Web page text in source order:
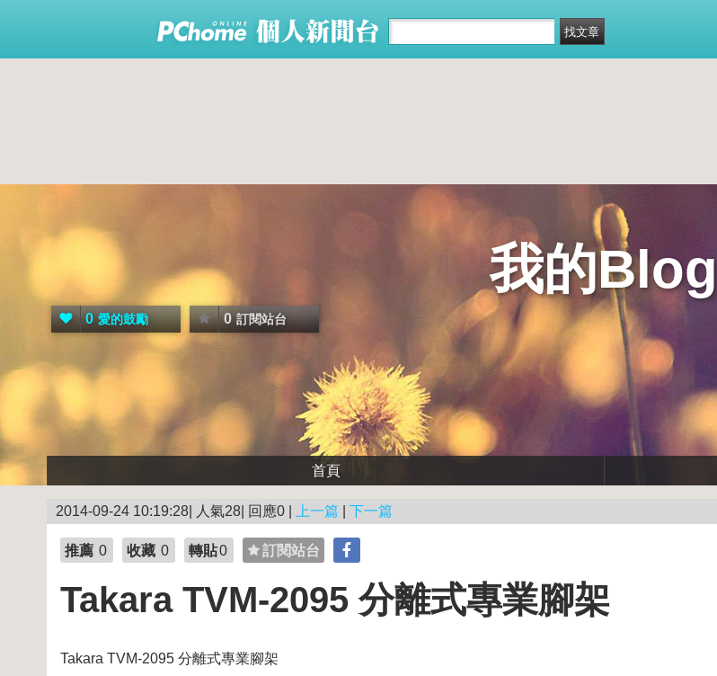
我的Blog
0 愛的鼓勵 0 訂閱站台
首頁
2014-09-24 10:19:28| 人氣28| 回應0 | 上一篇 下一篇
推薦 0 收藏 0 轉貼0 訂閱站台
Takara TVM-2095 分離式專業腳架
Takara TVM-2095 分離式專業腳架